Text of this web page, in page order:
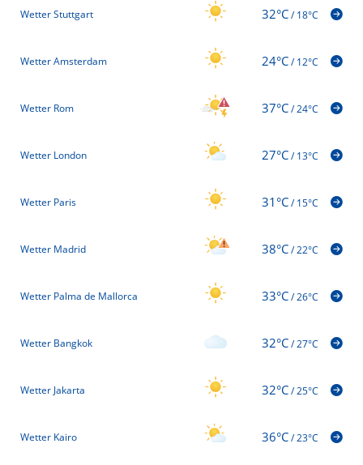
Wetter Stuttgart 32°C/18°C
Wetter Amsterdam 24°C/12°C
Wetter Rom 37°C/24°C
Wetter London 27°C/13°C
Wetter Paris 31°C/15°C
Wetter Madrid 38°C/22°C
Wetter Palma de Mallorca 33°C/26°C
Wetter Bangkok 32°C/27°C
Wetter Jakarta 32°C/25°C
Wetter Kairo 36°C/23°C